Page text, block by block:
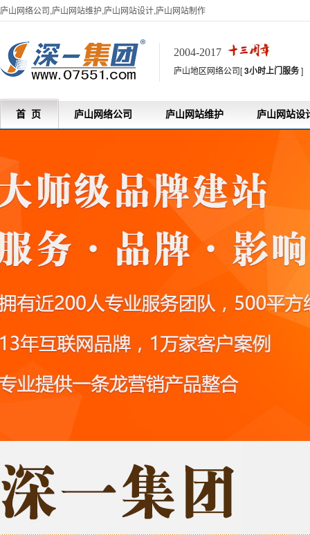
庐山网络公司,庐山网站维护,庐山网站设计,庐山网站制作
2004-2017
庐山地区网络公司[3小时上门服务]
首 页 庐山网络公司 庐山网站维护 庐山网站设